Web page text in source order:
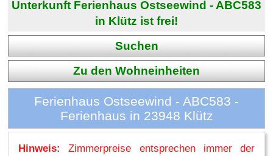
Unterkunft Ferienhaus Ostseewind - ABC583
in Klütz ist frei!
Suchen
Zu den Wohneinheiten
Ferienhaus Ostseewind - ABC583 -
Ferienhaus in 23948 Klütz
Hinweis:
Zimmerpreise entsprechen immer der